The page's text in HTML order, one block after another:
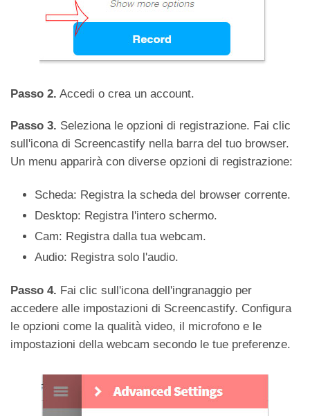
Passo 2. Accedi o crea un account.
Passo 3. Seleziona le opzioni di registrazione. Fai clic
sull'icona di Screencastify nella barra del tuo browser.
Un menu apparirà con diverse opzioni di registrazione:
Scheda: Registra la scheda del browser corrente.
Desktop: Registra l'intero schermo.
Cam: Registra dalla tua webcam.
Audio: Registra solo l'audio.
Passo 4. Fai clic sull'icona dell'ingranaggio per
accedere alle impostazioni di Screencastify. Configura
le opzioni come la qualità video, il microfono e le
impostazioni della webcam secondo le tue preferenze.